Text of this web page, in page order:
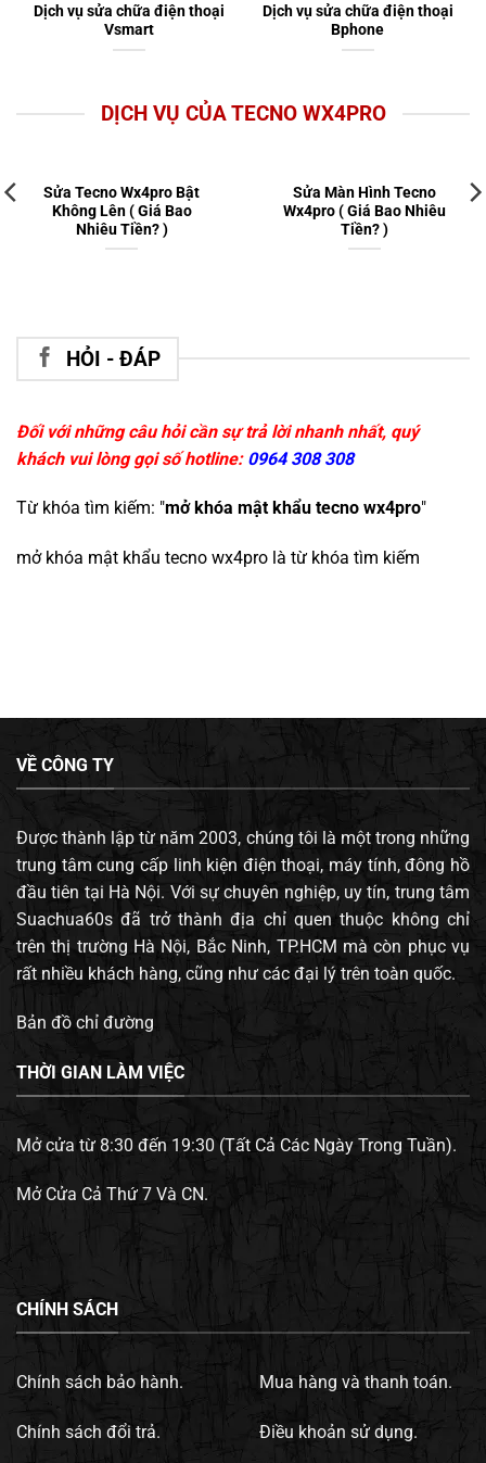
Dịch vụ sửa chữa điện thoại
Vsmart
Dịch vụ sửa chữa điện thoại
Bphone
DỊCH VỤ CỦA TECNO WX4PRO
Sửa Tecno Wx4pro Bật
Không Lên ( Giá Bao
Nhiêu Tiền? )
Sửa Màn Hình Tecno
Wx4pro ( Giá Bao Nhiêu
Tiền? )
HỎI - ĐÁP
Đối với những câu hỏi cần sự trả lời nhanh nhất, quý
khách vui lòng gọi số hotline: 0964 308 308
Từ khóa tìm kiếm: "mở khóa mật khẩu tecno wx4pro"
mở khóa mật khẩu tecno wx4pro là từ khóa tìm kiếm
VỀ CÔNG TY
Được thành lập từ năm 2003, chúng tôi là một trong những
trung tâm cung cấp linh kiện điện thoại, máy tính, đông hồ
đầu tiên tại Hà Nội. Với sự chuyên nghiệp, uy tín, trung tâm
Suachua60s đã trở thành địa chỉ quen thuộc không chỉ
trên thị trường Hà Nội, Bắc Ninh, TP.HCM mà còn phục vụ
rất nhiều khách hàng, cũng như các đại lý trên toàn quốc.
Bản đồ chỉ đường
THỜI GIAN LÀM VIỆC
Mở cửa từ 8:30 đến 19:30 (Tất Cả Các Ngày Trong Tuần).
Mở Cửa Cả Thứ 7 Và CN.
CHÍNH SÁCH
Chính sách bảo hành.
Chính sách đổi trả.
Mua hàng và thanh toán.
Điều khoản sử dụng.